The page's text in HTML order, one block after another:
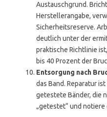
Austauschgrund.
Herstellerangabe,
Sicherheitsreserve.
deutlich unter der
praktische Richtlinie
bis 40 Prozent der
Entsorgung nach
das Band. Reparatur
getestete Bänder, die
„getestet“ und notiere